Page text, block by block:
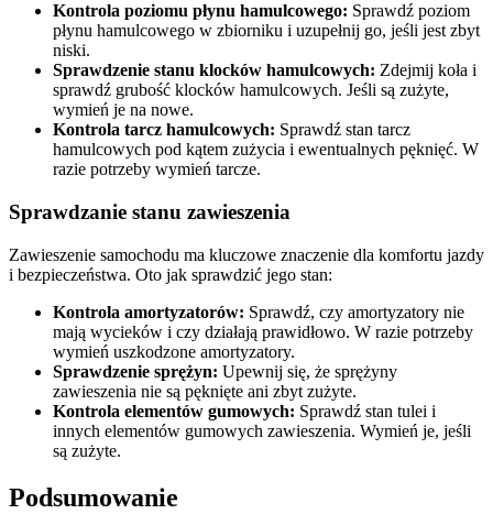
Kontrola poziomu płynu hamulcowego: Sprawdź poziom
płynu hamulcowego w zbiorniku i uzupełnij go, jeśli jest zbyt
niski.
Sprawdzenie stanu klocków hamulcowych: Zdejmij koła i
sprawdź grubość klocków hamulcowych. Jeśli są zużyte,
wymień je na nowe.
Kontrola tarcz hamulcowych: Sprawdź stan tarcz
hamulcowych pod kątem zużycia i ewentualnych pęknięć. W
razie potrzeby wymień tarcze.
Sprawdzanie stanu zawieszenia
Zawieszenie samochodu ma kluczowe znaczenie dla komfortu jazdy
i bezpieczeństwa. Oto jak sprawdzić jego stan:
Kontrola amortyzatorów: Sprawdź, czy amortyzatory nie
mają wycieków i czy działają prawidłowo. W razie potrzeby
wymień uszkodzone amortyzatory.
Sprawdzenie sprężyn: Upewnij się, że sprężyny
zawieszenia nie są pęknięte ani zbyt zużyte.
Kontrola elementów gumowych: Sprawdź stan tulei i
innych elementów gumowych zawieszenia. Wymień je, jeśli
są zużyte.
Podsumowanie